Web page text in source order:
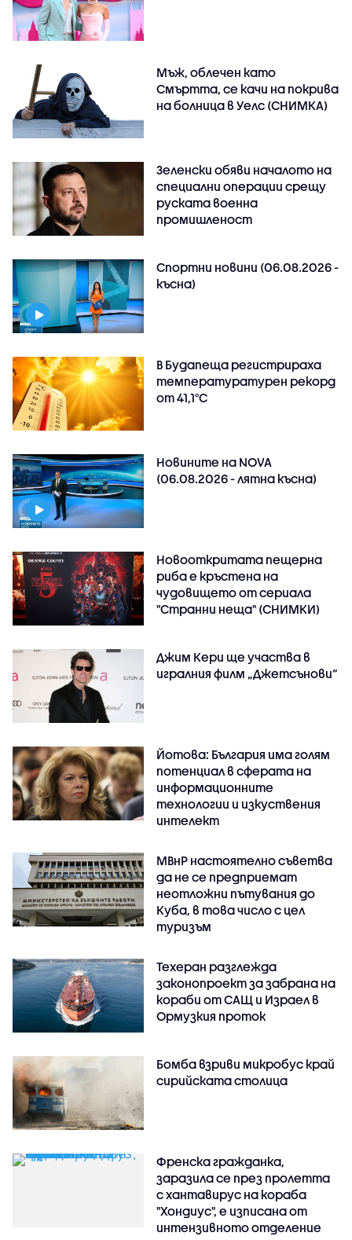
Мъж, облечен като
Смъртта, се качи на покрива
на болница в Уелс (СНИМКА)
Зеленски обяви началото на
специални операции срещу
руската военна
промишленост
Спортни новини (06.08.2026 -
късна)
В Будапеща регистрираха
температуратурен рекорд
от 41,1°C
Новините на NOVA
(06.08.2026 - лятна късна)
Новооткритата пещерна
риба е кръстена на
чудовището от сериала
"Странни неща" (СНИМКИ)
Джим Кери ще участва в
игралния филм „Джетсънови“
Йотова: България има голям
потенциал в сферата на
информационните
технологии и изкуствения
интелект
МВнР настоятелно съветва
да не се предприемат
неотложни пътувания до
Куба, в това число с цел
туризъм
Техеран разглежда
законопроект за забрана на
кораби от САЩ и Израел в
Ормузкия проток
Бомба взриви микробус край
сирийската столица
Френска гражданка,
заразила се през пролетта
с хантавирус на кораба
"Хондиус", е изписана от
интензивното отделение